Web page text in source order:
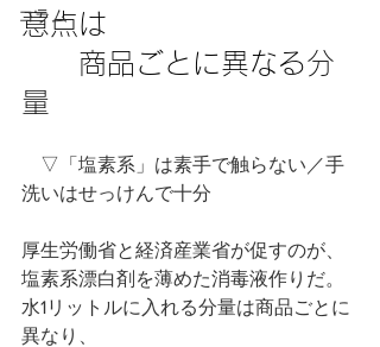
コラム
意点は
商品ごとに異なる分
量
▽「塩素系」は素手で触らない／手
洗いはせっけんで十分
厚生労働省と経済産業省が促すのが、
塩素系漂白剤を薄めた消毒液作りだ。
水1リットルに入れる分量は商品ごとに
異なり、